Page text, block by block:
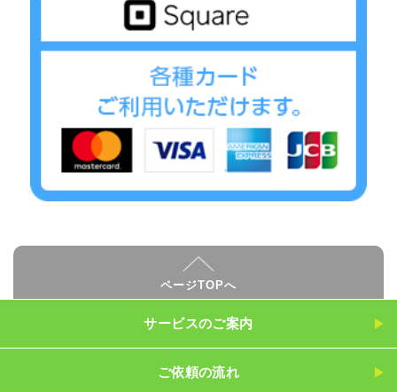
ページTOPへ
サービスのご案内
ご依頼の流れ